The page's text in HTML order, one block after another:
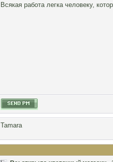
Всякая работа легка человеку,
Tamara